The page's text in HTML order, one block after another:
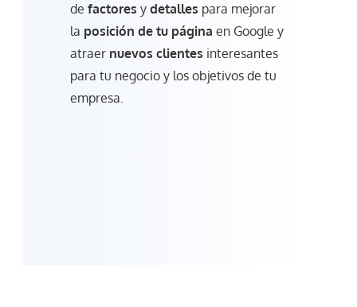
de factores y detalles para mejorar
la posición de tu página en Google y
atraer nuevos clientes interesantes
para tu negocio y los objetivos de tu
empresa.